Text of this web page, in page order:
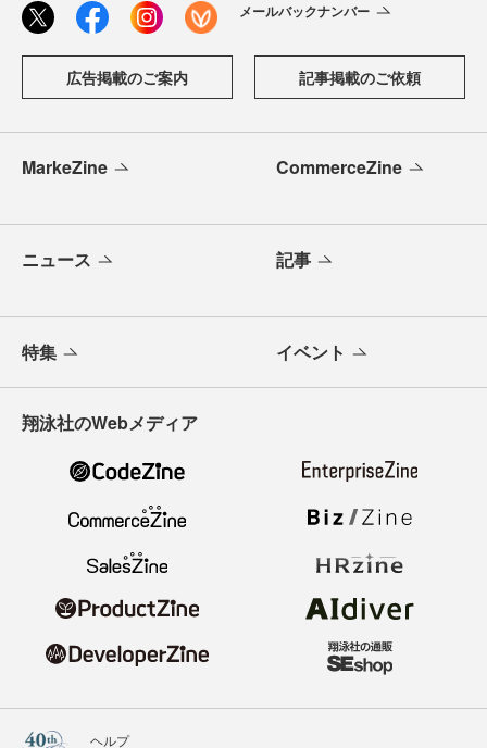
メールバックナンバー
広告掲載のご案内 記事掲載のご依頼
MarkeZine CommerceZine
ニュース 記事
特集 イベント
翔泳社のWebメディア
ヘルプ